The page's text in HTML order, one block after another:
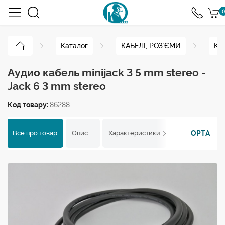
0
Каталог КАБЕЛІ, РОЗ`ЄМИ
Аудио кабель minijack 3 5 mm stereo -
Jack 6 3 mm stereo
Код товару:86288
Все про товар Опис Характеристики ВідгукиOPTA